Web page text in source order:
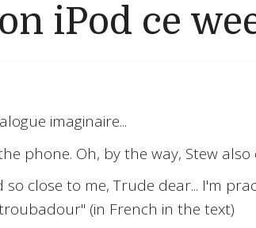
iPod ce
imaginaire...
phone. Oh, by the way, Stew
close to me, Trude dear... I'm
(in French in the text)